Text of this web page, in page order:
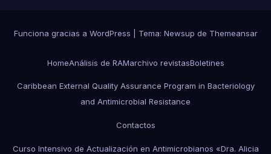
Funciona gracias a WordPress Tema: Newsup de Themeansar
HomeAnálisis de RAMarchivo revistasBoletines
Caribbean External Quality Assurance Program in Bacteriology
and Antimicrobial Resistance
Contactos
Curso Intensivo de Actualización en Antimicrobianos «Dra. Alicia